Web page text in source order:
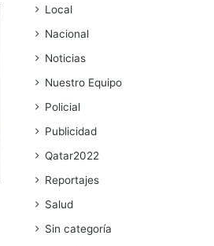
Local
Nacional
Noticias
Nuestro Equipo
Policial
Publicidad
Qatar2022
Reportajes
Salud
Sin categoría